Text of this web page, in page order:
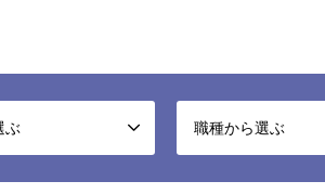
ぶ 職種から選ぶ